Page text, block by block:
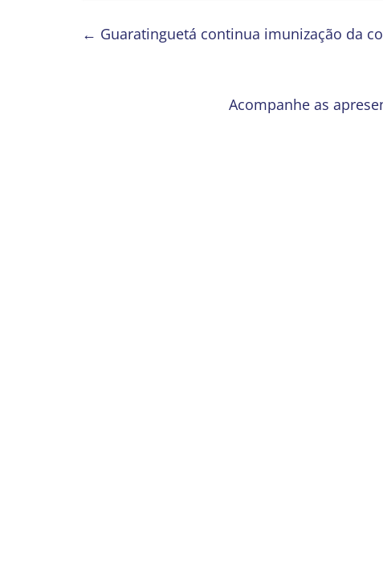
← Guaratinguetá continua imunização da
Acompanhe as